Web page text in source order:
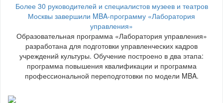
Более 30 руководителей и специалистов музеев и театров
Москвы завершили MBA-программу «Лаборатория
управления»
Образовательная программа «Лаборатория управления»
разработана для подготовки управленческих кадров
учреждений культуры. Обучение построено в два этапа:
программа повышения квалификации и программа
профессиональной переподготовки по модели MBA.